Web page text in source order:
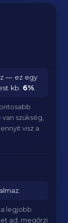
— ez egy
kb. 6%
szükség,
visz a
legjobb
ad, megőrzi